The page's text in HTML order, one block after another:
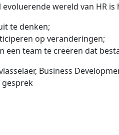
evoluerende wereld van HR is
te denken;
op veranderingen;
een team te creëren dat
Business